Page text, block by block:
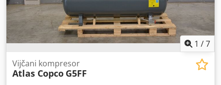
1 /7
Vijčani kompresor
Atlas Copco G5FF